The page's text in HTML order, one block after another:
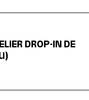
DROP-IN DE